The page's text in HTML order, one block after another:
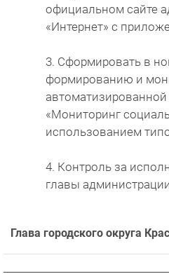
официальном сайте
«Интернет» с
3. Сформировать в
формированию и
«Мониторинг
использованием
4. Контроль за
главы
Глава городского округа